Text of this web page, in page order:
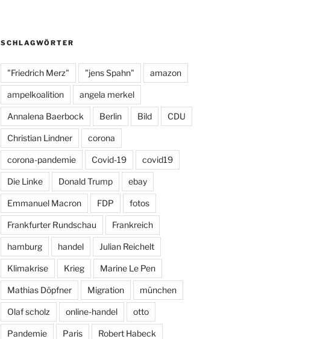
o
o
k
m y
SCHLAGWÖRTER
"Friedrich Merz" "jens Spahn" amazon
ampelkoalition angela merkel
Annalena Baerbock Berlin Bild CDU
Christian Lindner corona
corona-pandemie Covid-19 covid19
Die Linke Donald Trump ebay
Emmanuel Macron FDP fotos
Frankfurter Rundschau Frankreich
hamburg handel Julian Reichelt
Klimakrise Krieg Marine Le Pen
Mathias Döpfner Migration münchen
Olaf scholz online-handel otto
Pandemie Paris Robert Habeck